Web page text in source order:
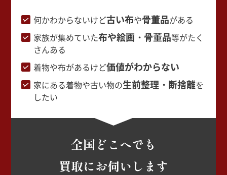
何かわからないけど古い布や骨董品がある
家族が集めていた布や絵画・骨董品等がたく
さんある
着物や布があるけど価値がわからない
家にある着物や古い物の生前整理・断捨離を
したい
全国どこへでも
買取にお伺いします